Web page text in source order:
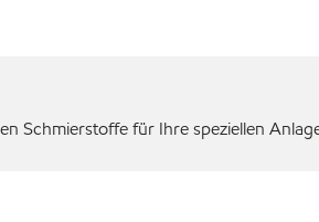
Schmierstoffe für Ihre speziellen